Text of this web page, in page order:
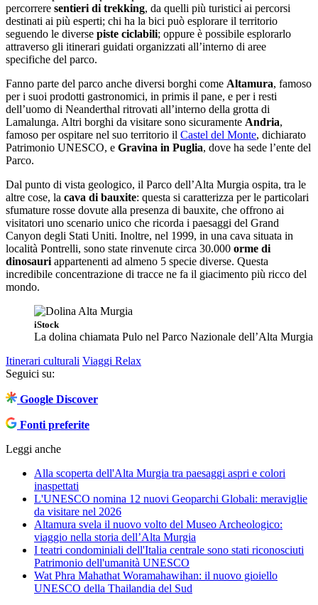
percorrere sentieri di trekking, da quelli più turistici ai percorsi
destinati ai più esperti; chi ha la bici può esplorare il territorio
seguendo le diverse piste ciclabili; oppure è possibile esplorarlo
attraverso gli itinerari guidati organizzati all’interno di aree
specifiche del parco.
Fanno parte del parco anche diversi borghi come Altamura, famoso
per i suoi prodotti gastronomici, in primis il pane, e per i resti
dell’uomo di Neanderthal ritrovati all’interno della grotta di
Lamalunga. Altri borghi da visitare sono sicuramente Andria,
famoso per ospitare nel suo territorio il Castel del Monte, dichiarato
Patrimonio UNESCO, e Gravina in Puglia, dove ha sede l’ente del
Parco.
Dal punto di vista geologico, il Parco dell’Alta Murgia ospita, tra le
altre cose, la cava di bauxite: questa si caratterizza per le particolari
sfumature rosse dovute alla presenza di bauxite, che offrono ai
visitatori uno scenario unico che ricorda i paesaggi del Grand
Canyon degli Stati Uniti. Inoltre, nel 1999, in una cava situata in
località Pontrelli, sono state rinvenute circa 30.000 orme di
dinosauri appartenenti ad almeno 5 specie diverse. Questa
incredibile concentrazione di tracce ne fa il giacimento più ricco del
mondo.
iStock
La dolina chiamata Pulo nel Parco Nazionale dell’Alta Murgia
Itinerari culturali Viaggi Relax
Seguici su:
Google Discover
Fonti preferite
Leggi anche
Alla scoperta dell'Alta Murgia tra paesaggi aspri e colori
inaspettati
L'UNESCO nomina 12 nuovi Geoparchi Globali: meraviglie
da visitare nel 2026
Altamura svela il nuovo volto del Museo Archeologico:
viaggio nella storia dell’Alta Murgia
I teatri condominiali dell'Italia centrale sono stati riconosciuti
Patrimonio dell'umanità UNESCO
Wat Phra Mahathat Woramahawihan: il nuovo gioiello
UNESCO della Thailandia del Sud